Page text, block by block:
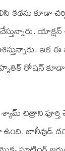
కథను
ఇక
హృతిక్ రోషన్
చిత్రాని పూర్తి
బాలీవుడ్